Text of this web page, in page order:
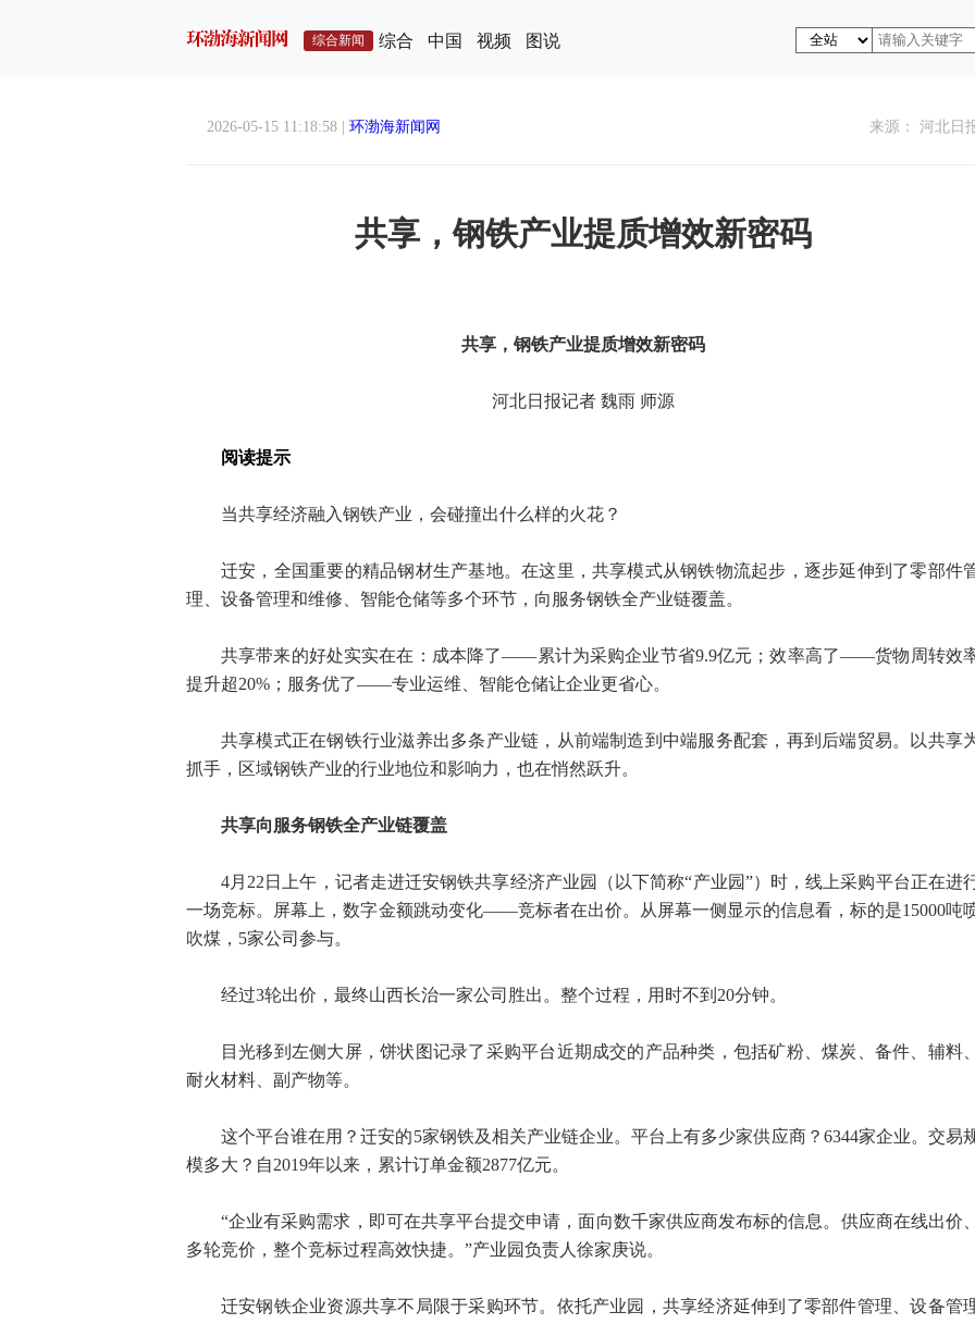
综合新闻 综合 中国 视频 图说
2026-05-15 11:18:58 | 环渤海新闻网 来源： 河北日
共享，钢铁产业提质增效新密码
共享，钢铁产业提质增效新密码
河北日报记者 魏雨 师源
阅读提示
当共享经济融入钢铁产业，会碰撞出什么样的火花？
迁安，全国重要的精品钢材生产基地。在这里，共享模式从钢铁物流起步，逐步延伸到了零部件
理、设备管理和维修、智能仓储等多个环节，向服务钢铁全产业链覆盖。
共享带来的好处实实在在：成本降了——累计为采购企业节省9.9亿元；效率高了——货物周转效
提升超20%；服务优了——专业运维、智能仓储让企业更省心。
共享模式正在钢铁行业滋养出多条产业链，从前端制造到中端服务配套，再到后端贸易。以共享
抓手，区域钢铁产业的行业地位和影响力，也在悄然跃升。
共享向服务钢铁全产业链覆盖
4月22日上午，记者走进迁安钢铁共享经济产业园（以下简称“产业园”）时，线上采购平台正在进
一场竞标。屏幕上，数字金额跳动变化——竞标者在出价。从屏幕一侧显示的信息看，标的是15000吨
吹煤，5家公司参与。
经过3轮出价，最终山西长治一家公司胜出。整个过程，用时不到20分钟。
目光移到左侧大屏，饼状图记录了采购平台近期成交的产品种类，包括矿粉、煤炭、备件、辅料
耐火材料、副产物等。
这个平台谁在用？迁安的5家钢铁及相关产业链企业。平台上有多少家供应商？6344家企业。交易
模多大？自2019年以来，累计订单金额2877亿元。
“企业有采购需求，即可在共享平台提交申请，面向数千家供应商发布标的信息。供应商在线出价
多轮竞价，整个竞标过程高效快捷。”产业园负责人徐家庚说。
迁安钢铁企业资源共享不局限于采购环节。依托产业园，共享经济延伸到了零部件管理、设备管